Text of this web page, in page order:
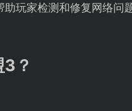
玩家检测和修复网络问
？